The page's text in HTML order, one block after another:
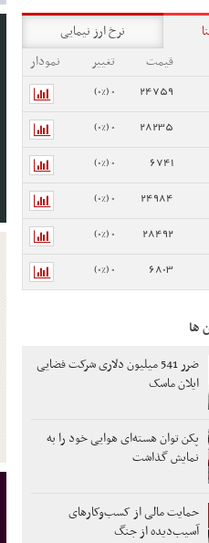
نرخ ارز نیمایی
قیمت تغییر
نمودار
24759
0 (0%)
28235
0 (0%)
6741
0 (0%)
24984
0 (0%)
28492
0 (0%)
6803
0 (0%)
ها
ضرر 541 میلیون دلاری شرکت فضایی
ایلان ماسک
پکن توان هسته‌ای هوایی خود را به
نمایش گذاشت
حمایت مالی از کسب‌وکارهای
آسیب‌دیده از جنگ